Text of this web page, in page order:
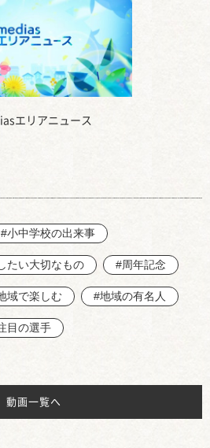
エリアニュース
#小中学校の出来事
たい大切なもの #周年記念
域で楽しむ #地域の有名人
目の選手
動画一覧へ